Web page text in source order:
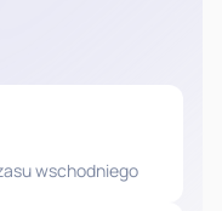
wschodniego